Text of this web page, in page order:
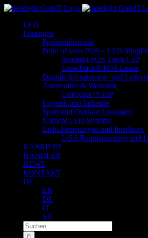
Zum
springenLED
Lösungen
Produktübersicht
Point of sales POS – LED
lieselight POS Track CSP
LieseTrack® POS Linear
Digitale Infotainment- und
Automotive & Werkstatt
UniQuick™ EIP
Logistik und Industrie
Sport und Outdoor Lösungen
Notlicht LED Systeme
Licht-Steuerungen und Interfaces
LiSA Raumsteuerung und
KARRIERE
HÄNDLER
NEWS
KONTAKT
DE
EN
DE
IT
SV
Suche
nach: